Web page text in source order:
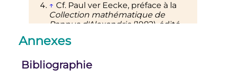
↑ Cf. Paul ver Eecke, préface à la
Collection mathématique de
Pappus d'Alexandrie(1982), édité
↑Traduction de Barthélemy Saint-
↑(en)Edmund
Annexes
Bibliographie